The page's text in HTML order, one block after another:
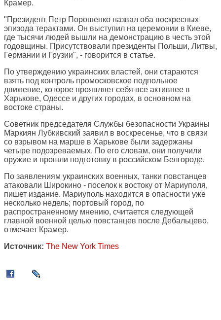
Крамер.
"Президент Петр Порошенко назвал оба воскресных
эпизода терактами. Он выступил на церемонии в Киеве,
где тысячи людей вышли на демонстрацию в честь этой
годовщины. Присутствовали президенты Польши, Литвы,
Германии и Грузии", - говорится в статье.
По утверждению украинских властей, они стараются
взять под контроль промосковское подпольное
движение, которое проявляет себя все активнее в
Харькове, Одессе и других городах, в основном на
востоке страны.
Советник председателя Службы безопасности Украины
Маркиян Лубкивский заявил в воскресенье, что в связи
со взрывом на марше в Харькове были задержаны
четыре подозреваемых. По его словам, они получили
оружие и прошли подготовку в российском Белгороде.
По заявлениям украинских военных, танки повстанцев
атаковали Широкино - поселок к востоку от Мариуполя,
пишет издание. Мариуполь находится в опасности уже
несколько недель; портовый город, по
распространенному мнению, считается следующей
главной военной целью повстанцев после Дебальцево,
отмечает Крамер.
Источник: The New York Times